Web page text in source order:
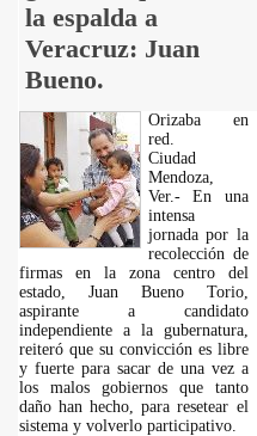
la espalda a
Veracruz: Juan
Bueno.
Orizaba en
red.
Ciudad
Mendoza,
Ver.- En una
intensa
jornada por la
recolección de
firmas en la zona centro del
estado, Juan Bueno Torio,
aspirante a candidato
independiente a la gubernatura,
reiteró que su convicción es libre
y fuerte para sacar de una vez a
los malos gobiernos que tanto
daño han hecho, para resetear el
sistema y volverlo participativo.